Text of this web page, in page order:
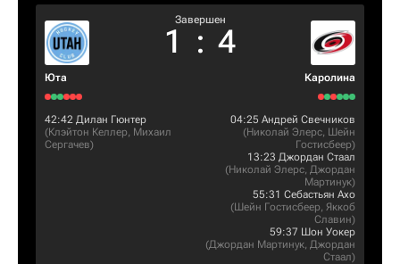
Юта
Завершен
1 : 4
Каролина
42:42 Дилан Гюнтер
(Клэйтон Келлер, Михаил
Сергачев)
04:25 Андрей Свечников
(Николай Элерс, Шейн
Гостисбеер)
13:23 Джордан Стаал
(Николай Элерс, Джордан
Мартинук)
55:31 Себастьян Ахо
(Шейн Гостисбеер, Яккоб
Славин)
59:37 Шон Уокер
(Джордан Мартинук, Джордан
Стаал)